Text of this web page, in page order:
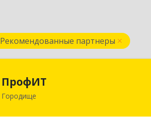
Рекомендованные партнеры
ПрофИТ
Городище